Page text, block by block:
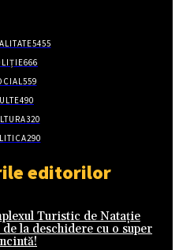
5455
666
559
490
320
290
editorilor
Turistic de Natație
la deschidere cu o super